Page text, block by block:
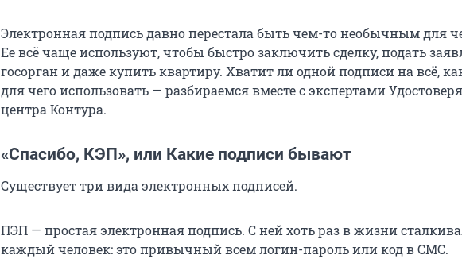
Электронная подпись давно перестала быть чем-то необычным для
Ее всё чаще используют, чтобы быстро заключить сделку, подать
госорган и даже купить квартиру. Хватит ли одной подписи на всё,
для чего использовать — разбираемся вместе с экспертами
центра Контура.
«Спасибо, КЭП», или Какие подписи бывают
Существует три вида электронных подписей.
ПЭП — простая электронная подпись. С ней хоть раз в жизни
каждый человек: это привычный всем логин-пароль или код в СМС.